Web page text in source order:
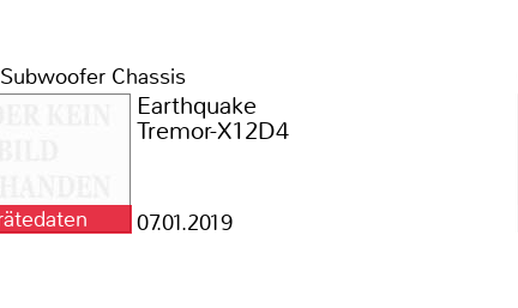
Chassis
Earthquake
Tremor-X12D4
07.01.2019